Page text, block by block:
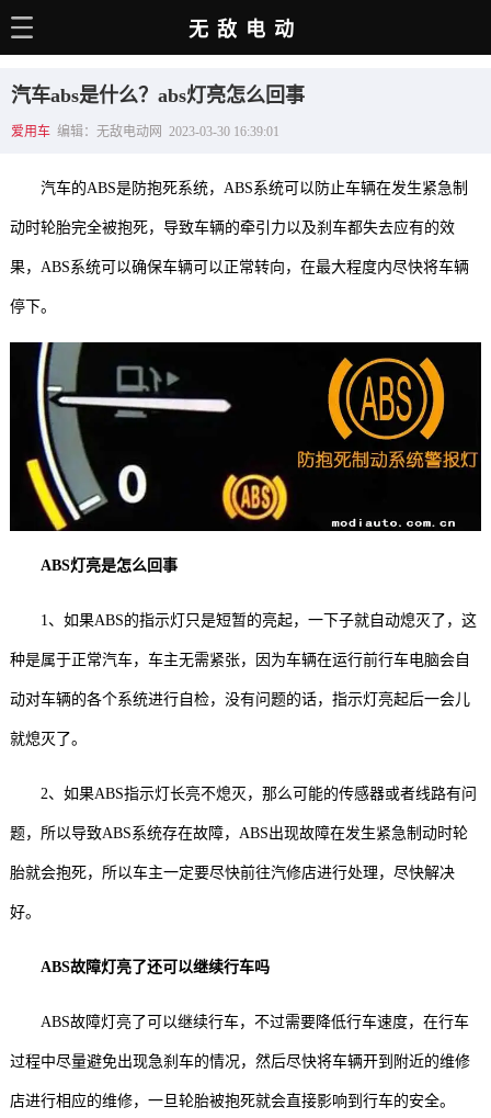
电动百科
选车推荐
充电站
用车百科
销量榜
经销商
无敌电动
汽车abs是什么？abs灯亮怎么回事
爱用车 编辑：无敌电动网 2023-03-30 16:39:01
汽车的ABS是防抱死系统，ABS系统可以防止车辆在发生紧急制
动时轮胎完全被抱死，导致车辆的牵引力以及刹车都失去应有的效
果，ABS系统可以确保车辆可以正常转向，在最大程度内尽快将车辆
停下。
ABS灯亮是怎么回事
1、如果ABS的指示灯只是短暂的亮起，一下子就自动熄灭了，这
种是属于正常汽车，车主无需紧张，因为车辆在运行前行车电脑会自
动对车辆的各个系统进行自检，没有问题的话，指示灯亮起后一会儿
就熄灭了。
2、如果ABS指示灯长亮不熄灭，那么可能的传感器或者线路有问
题，所以导致ABS系统存在故障，ABS出现故障在发生紧急制动时轮
胎就会抱死，所以车主一定要尽快前往汽修店进行处理，尽快解决
好。
ABS故障灯亮了还可以继续行车吗
ABS故障灯亮了可以继续行车，不过需要降低行车速度，在行车
过程中尽量避免出现急刹车的情况，然后尽快将车辆开到附近的维修
店进行相应的维修，一旦轮胎被抱死就会直接影响到行车的安全。